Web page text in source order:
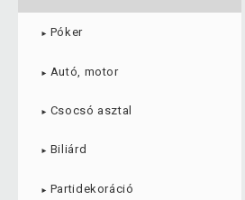
► Póker
► Autó, motor
► Csocsó asztal
► Biliárd
► Partidekoráció